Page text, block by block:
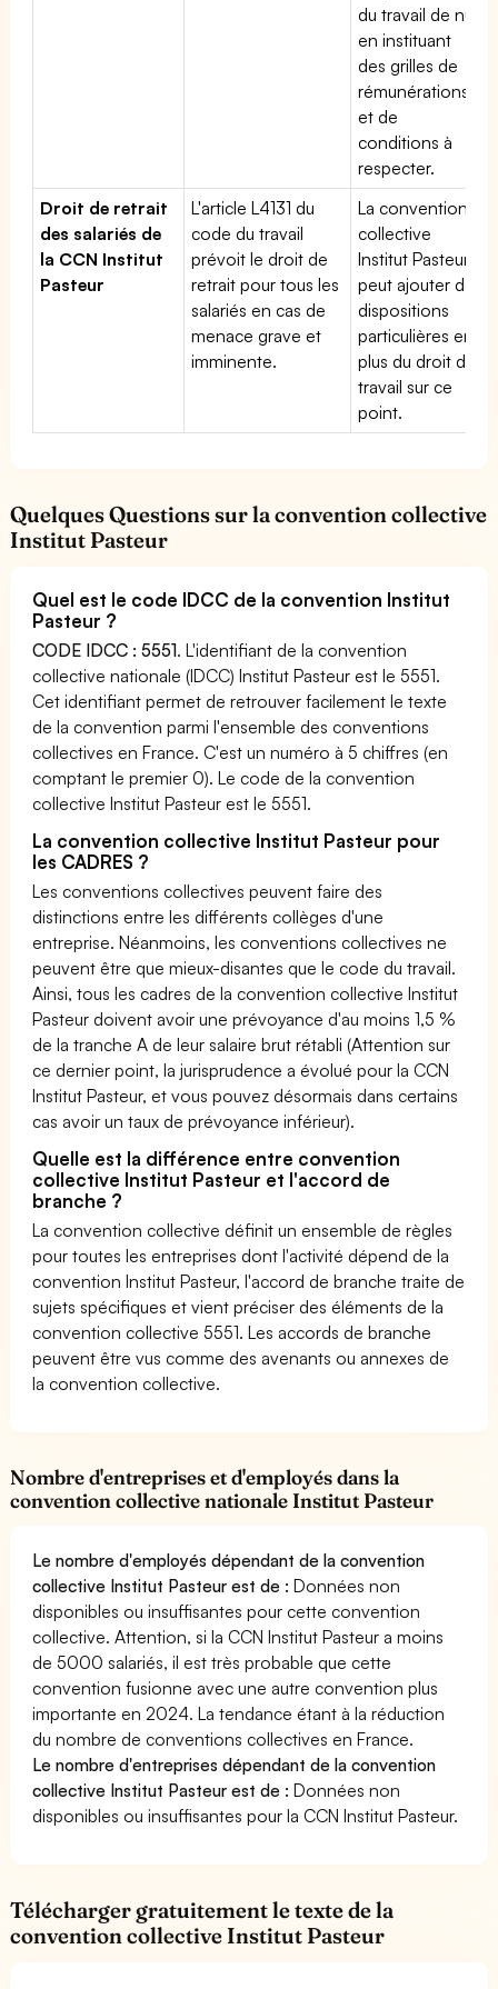
du travail de nuit
en instituant
des grilles de
rémunérations
et de
conditions à
respecter.
Droit de retrait
des salariés de
la CCN Institut
Pasteur
L'article L4131 du
code du travail
prévoit le droit de
retrait pour tous les
salariés en cas de
menace grave et
imminente.
La convention
collective
Institut Pasteur
peut ajouter des
dispositions
particulières en
plus du droit du
travail sur ce
point.
Quelques Questions sur la convention collective
Institut Pasteur
Quel est le code IDCC de la convention Institut
Pasteur ?
CODE IDCC : 5551. L'identifiant de la convention
collective nationale (IDCC) Institut Pasteur est le 5551.
Cet identifiant permet de retrouver facilement le texte
de la convention parmi l'ensemble des conventions
collectives en France. C'est un numéro à 5 chiffres (en
comptant le premier 0). Le code de la convention
collective Institut Pasteur est le 5551.
La convention collective Institut Pasteur pour
les CADRES ?
Les conventions collectives peuvent faire des
distinctions entre les différents collèges d'une
entreprise. Néanmoins, les conventions collectives ne
peuvent être que mieux-disantes que le code du travail.
Ainsi, tous les cadres de la convention collective Institut
Pasteur doivent avoir une prévoyance d'au moins 1,5 %
de la tranche A de leur salaire brut rétabli (Attention sur
ce dernier point, la jurisprudence a évolué pour la CCN
Institut Pasteur, et vous pouvez désormais dans certains
cas avoir un taux de prévoyance inférieur).
Quelle est la différence entre convention
collective Institut Pasteur et l'accord de
branche ?
La convention collective définit un ensemble de règles
pour toutes les entreprises dont l'activité dépend de la
convention Institut Pasteur, l'accord de branche traite de
sujets spécifiques et vient préciser des éléments de la
convention collective 5551. Les accords de branche
peuvent être vus comme des avenants ou annexes de
la convention collective.
Nombre d'entreprises et d'employés dans la
convention collective nationale Institut Pasteur
Le nombre d'employés dépendant de la convention
collective Institut Pasteur est de :Données non
disponibles ou insuffisantes pour cette convention
collective. Attention, si la CCN Institut Pasteur a moins
de 5000 salariés, il est très probable que cette
convention fusionne avec une autre convention plus
importante en 2024. La tendance étant à la réduction
du nombre de conventions collectives en France.
Le nombre d'entreprises dépendant de la convention
collective Institut Pasteur est de :Données non
disponibles ou insuffisantes pour la CCN Institut Pasteur.
Télécharger gratuitement le texte de la
convention collective Institut Pasteur